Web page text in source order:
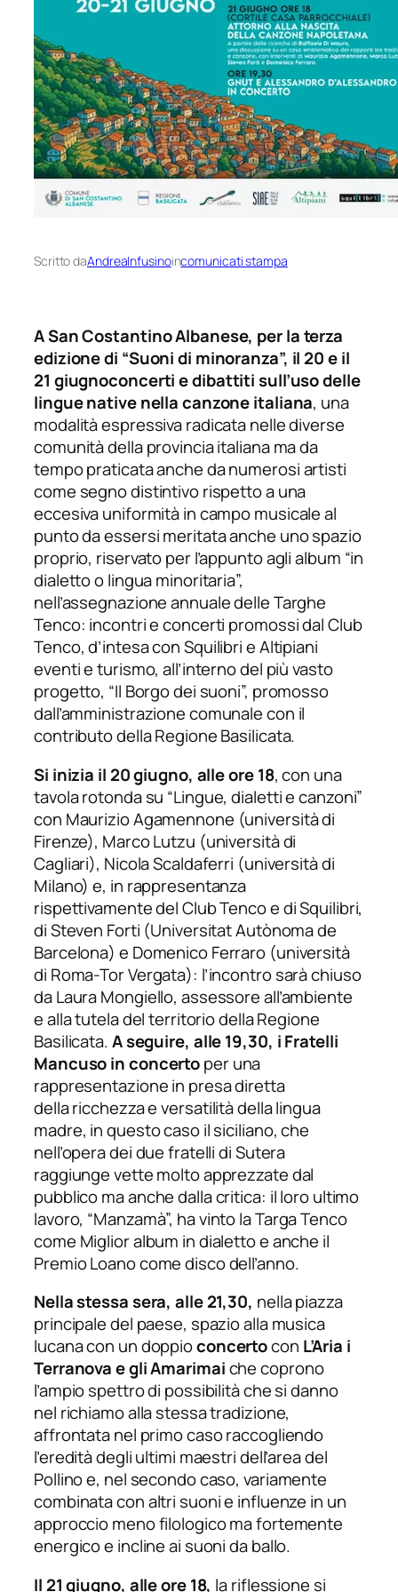
Scritto daAndreaInfusinoincomunicati stampa
A San Costantino Albanese, per la terza
edizione di “Suoni di minoranza”, il 20 e il
21 giugnoconcerti e dibattiti sull’uso delle
lingue native nella canzone italiana, una
modalità espressiva radicata nelle diverse
comunità della provincia italiana ma da
tempo praticata anche da numerosi artisti
come segno distintivo rispetto a una
eccesiva uniformità in campo musicale al
punto da essersi meritata anche uno spazio
proprio, riservato per l’appunto agli album “in
dialetto o lingua minoritaria”,
nell’assegnazione annuale delle Targhe
Tenco: incontri e concerti promossi dal Club
Tenco, d’intesa con Squilibri e Altipiani
eventi e turismo, all’interno del più vasto
progetto, “Il Borgo dei suoni”, promosso
dall’amministrazione comunale con il
contributo della Regione Basilicata.
Si inizia il 20 giugno, alle ore 18, con una
tavola rotonda su “Lingue, dialetti e canzoni”
con Maurizio Agamennone (università di
Firenze), Marco Lutzu (università di
Cagliari), Nicola Scaldaferri (università di
Milano) e, in rappresentanza
rispettivamente del Club Tenco e di Squilibri,
di Steven Forti (Universitat Autònoma de
Barcelona) e Domenico Ferraro (università
di Roma-Tor Vergata): l’incontro sarà chiuso
da Laura Mongiello, assessore all’ambiente
e alla tutela del territorio della Regione
Basilicata.A seguire, alle 19,30, i Fratelli
Mancuso in concertoper una
rappresentazione in presa diretta
dellaricchezza e versatilità della lingua
madre, in questo caso il siciliano, che
nell’opera dei due fratelli di Sutera
raggiunge vette molto apprezzate dal
pubblico ma anche dalla critica: il loro ultimo
lavoro, “Manzamà”, ha vinto la Targa Tenco
come Miglior album in dialetto e anche il
Premio Loano come disco dell’anno.
Nella stessa sera, alle 21,30, nella piazza
principale del paese, spazio alla musica
lucana con un doppioconcertocon L’Aria i
Terranova e gli Amarimaiche coprono
l’ampio spettro di possibilità che si danno
nel richiamo alla stessa tradizione,
affrontata nel primo caso raccogliendo
l’eredità degli ultimi maestri dell’area del
Pollino e, nel secondo caso, variamente
combinata con altri suoni e influenze in un
approccio meno filologico ma fortemente
energico e incline ai suoni da ballo.
Il 21 giugno, alle ore 18, la riflessione si